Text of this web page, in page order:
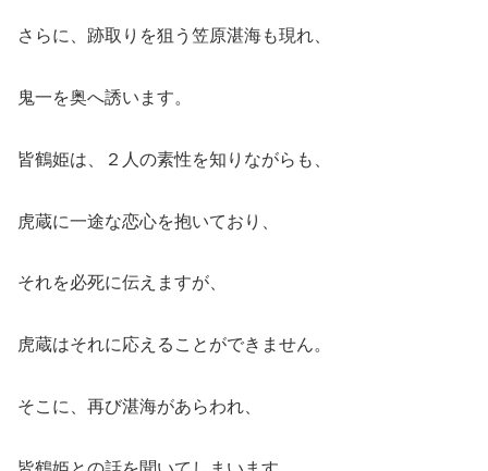
さらに、跡取りを狙う笠原湛海も現れ、
鬼一を奥へ誘います。
皆鶴姫は、２人の素性を知りながらも、
虎蔵に一途な恋心を抱いており、
それを必死に伝えますが、
虎蔵はそれに応えることができません。
そこに、再び湛海があらわれ、